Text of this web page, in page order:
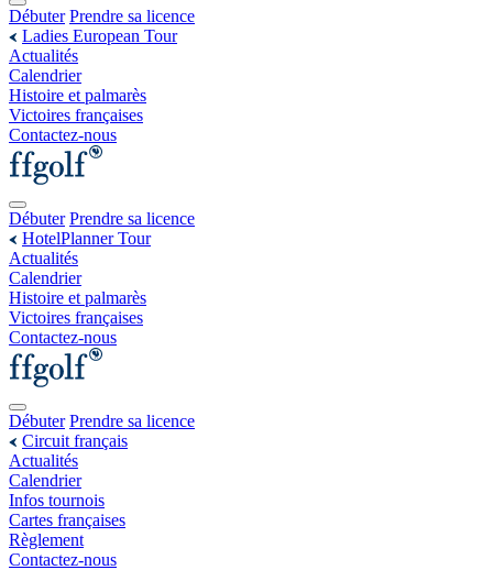
Débuter Prendre sa licence
Ladies European Tour
Actualités
Calendrier
Histoire et palmarès
Victoires françaises
Contactez-nous
Débuter Prendre sa licence
HotelPlanner Tour
Actualités
Calendrier
Histoire et palmarès
Victoires françaises
Contactez-nous
Débuter Prendre sa licence
Circuit français
Actualités
Calendrier
Infos tournois
Cartes françaises
Règlement
Contactez-nous